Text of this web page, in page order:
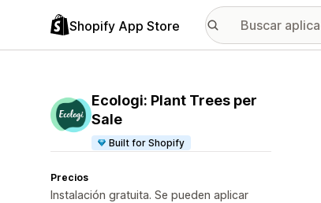
Shopify App Store
Ecologi: Plant Trees per
Sale
Built for Shopify
Precios
Instalación gratuita. Se pueden aplicar